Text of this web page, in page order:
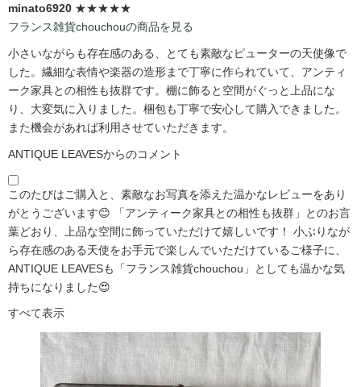
minato6920 ★★★★★
フランス雑貨chouchouの商品を見る
小さいながらも存在感のある、とても素敵なピューターの天使像で
した。繊細な表情や楽器の造形まで丁寧に作られていて、アンティ
ーク家具との相性も抜群です。棚に飾ると空間がぐっと上品にな
り、大変気に入りました。梱包も丁寧で安心して購入できました。
また機会があれば利用させていただきます。
ANTIQUE LEAVESからのコメント
このたびはご購入と、素敵なお写真を添えた温かなレビューをあり
がとうございます😊 「アンティーク家具との相性も抜群」とのお言
葉どおり、上品な空間に飾っていただけて嬉しいです！ 小ぶりなが
ら存在感のある天使をお手元で楽しんでいただけているご様子に、
ANTIQUE LEAVESも「フランス雑貨chouchou」としても温かな気
持ちになりました😍
すべて表示